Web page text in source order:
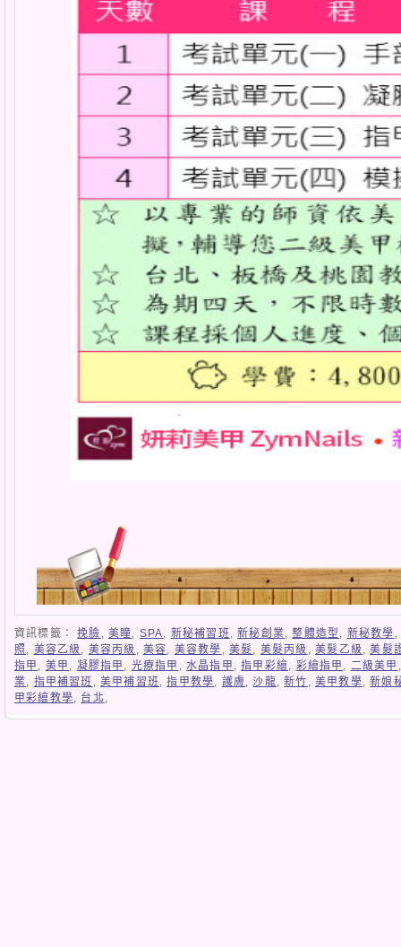
資訊標籤： 挽臉 ,美瞳, SPA, 新秘補習班 ,新秘創業,整體造型 , 新秘教學 ,
照 , 美容乙級 , 美容丙級 ,美容, 美容教學 ,美髮, 美髮丙級 ,美髮乙級 ,美髮
指甲 , 美甲 , 凝膠指甲 , 光療指甲 ,水晶指甲 ,指甲彩繪, 彩繪指甲 , 二級美甲
業, 指甲補習班 ,美甲補習班 ,指甲教學, 護膚 ,沙龍,新竹 ,美甲教學,新娘
甲彩繪教學, 台北,